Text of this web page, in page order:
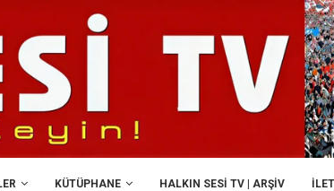
KÜTÜPHANE HALKIN SESI TV | ARŞİV